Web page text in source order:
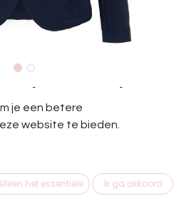
Start Blauw
je een betere
website te bieden.
het essentiële Ik ga akkoord